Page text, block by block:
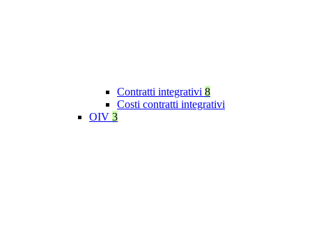
Contratti integrativi 8
Costi contratti integrativi
OIV 3